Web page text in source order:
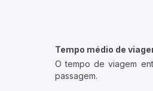
Tempo médio de
O tempo de viagem
passagem.